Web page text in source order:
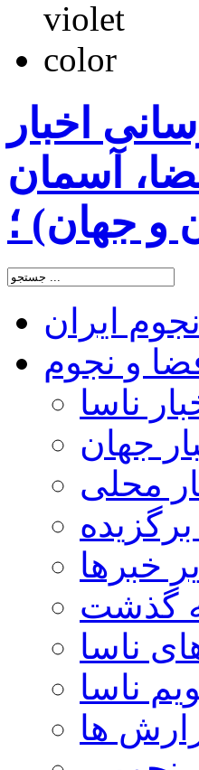
اخبار
آسمان
و جهان) ؛
ایران
فضا و نجوم
ناسا
جهان
محلی
خبرها
گذشت
ناسا
ناسا
ها